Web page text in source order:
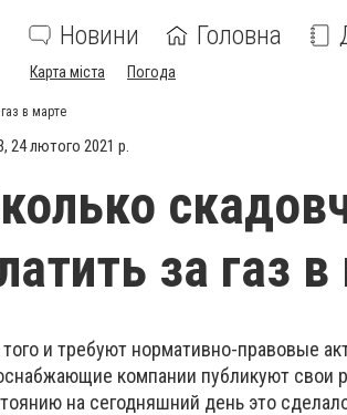
Новини Головна
Карта міста Погода
в марте
24 лютого 2021 р.
за газ
того и требуют нормативно-правовые
компании публикуют свои
на сегодняшний день это